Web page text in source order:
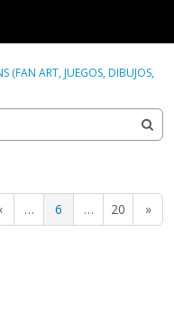
×
(FAN ART, JUEGOS, DIBUJOS,
… 6 … 20 »